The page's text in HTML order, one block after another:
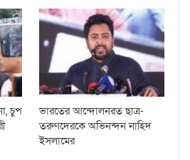
চুপ
ভারতের আন্দোলনরত ছাত্র-
তরুণদেরকে অভিনন্দন নাহিদ
ইসলামের